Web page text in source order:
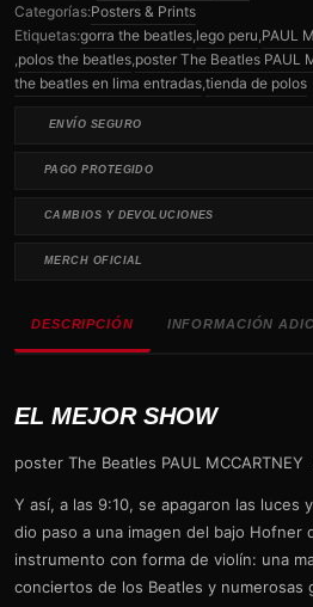
Categorías:Posters & Prints
Etiquetas:gorra the beatles lego peru PAUL
polos the beatles poster The Beatles PAUL
the beatles en lima entradas tienda de polos
ENVÍO SEGURO
PAGO PROTEGIDO
CAMBIOS Y DEVOLUCIONES
MERCH OFICIAL
DESCRIPCIÓN INFORMACIÓN
EL MEJOR SHOW
poster The Beatles PAUL
Y así, a las 9:10, se apagaron las luces
dio paso a una imagen del bajo Hofner
instrumento con forma de violín: una
conciertos de los Beatles y numerosas